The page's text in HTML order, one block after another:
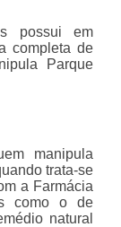
possui em
completa de
Parque
manipula
trata-se
a Farmácia
como o de
natural